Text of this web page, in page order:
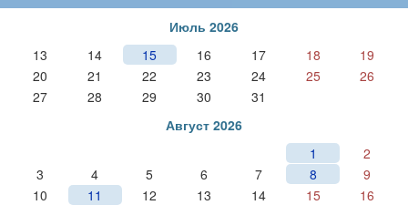
Июль 2026
13
14 15 16 17 18
19
20
21 22 23 24 25
26
27
28 29 30
31
Август 2026
1
2
3
4 5 6 7 8
9
10
11 12 13 14 15
16